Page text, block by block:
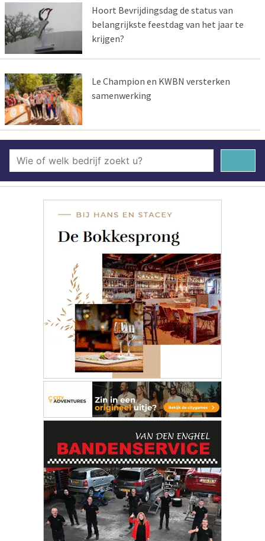
Hoort Bevrijdingsdag de status van
belangrijkste feestdag van het jaar te
krijgen?
Le Champion en KWBN versterken
samenwerking